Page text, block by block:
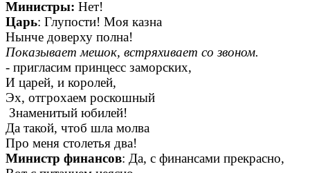
Министры: Нет!
Царь: Глупости! Моя казна
Нынче доверху полна!
Показывает мешок, встряхивает со звоном.
- пригласим принцесс заморских,
И царей, и королей,
Эх, отгрохаем роскошный
Знаменитый юбилей!
Да такой, чтоб шла молва
Про меня столетья два!
Министр финансов: Да, с финансами прекрасно,